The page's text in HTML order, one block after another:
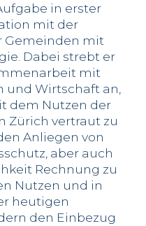
in erster
mit der
Gemeinden mit
Dabei strebt er
mit
und Wirtschaft an,
dem Nutzen der
Zürich vertraut zu
Anliegen von
aber auch
Rechnung zu
Nutzen und in
heutigen
den Einbezug